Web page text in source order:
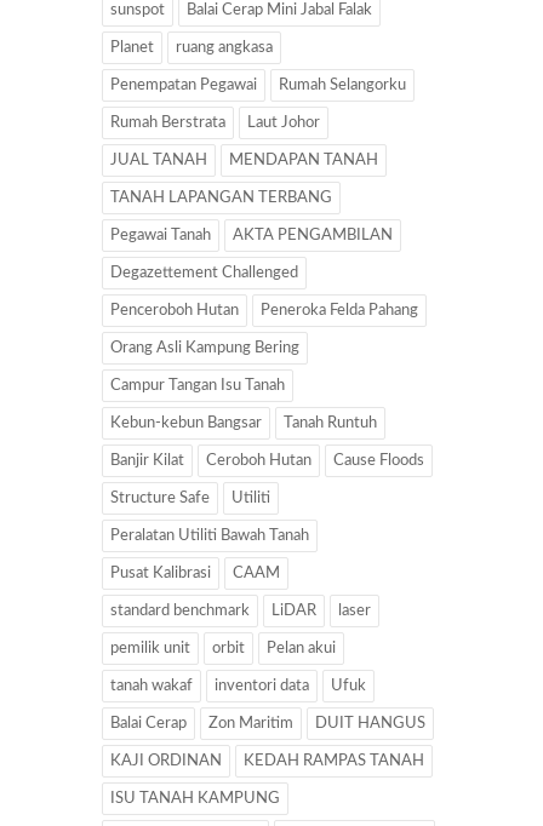
sunspot Balai Cerap Mini Jabal Falak
Planet ruang angkasa
Penempatan Pegawai Rumah Selangorku
Rumah Berstrata Laut Johor
JUAL TANAH MENDAPAN TANAH
TANAH LAPANGAN TERBANG
Pegawai Tanah AKTA PENGAMBILAN
Degazettement Challenged
Penceroboh Hutan Peneroka Felda Pahang
Orang Asli Kampung Bering
Campur Tangan Isu Tanah
Kebun-kebun Bangsar Tanah Runtuh
Banjir Kilat Ceroboh Hutan Cause Floods
Structure Safe Utiliti
Peralatan Utiliti Bawah Tanah
Pusat Kalibrasi CAAM
standard benchmark LiDAR laser
pemilik unit orbit Pelan akui
tanah wakaf inventori data Ufuk
Balai Cerap Zon Maritim DUIT HANGUS
KAJI ORDINAN KEDAH RAMPAS TANAH
ISU TANAH KAMPUNG